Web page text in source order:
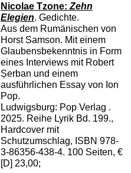
Nicolae Tzone: Zehn
Elegien. Gedichte.
Aus dem Rumänischen von
Horst Samson. Mit einem
Glaubensbekenntnis in Form
eines Interviews mit Robert
Șerban und einem
ausführlichen Essay von Ion
Pop.
Ludwigsburg: Pop Verlag .
2025. Reihe Lyrik Bd. 199.,
Hardcover mit
Schutzumschlag, ISBN 978-
3-86356-438-4. 100 Seiten, €
[D] 23,00;